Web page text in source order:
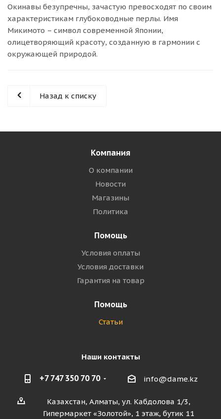
Окинавы безупречны, зачастую превосходят по своим
характеристикам глубоководные перлы. Имя
Микимото – символ современной Японии,
олицетворяющий красоту, созданную в гармонии с
окружающей природой.
Назад к списку
Компания
О компании
Новости
Магазины
Политика
Помощь
Условия оплаты
Условия доставки
Гарантия на товар
Помощь
Статьи
Наши контакты
+7 747 350 70 70 info@dame.kz
Казахстан, Алматы, ул. Кабдолова 1/3,
Гипермаркет «Золотой», 1 этаж, бутик 11